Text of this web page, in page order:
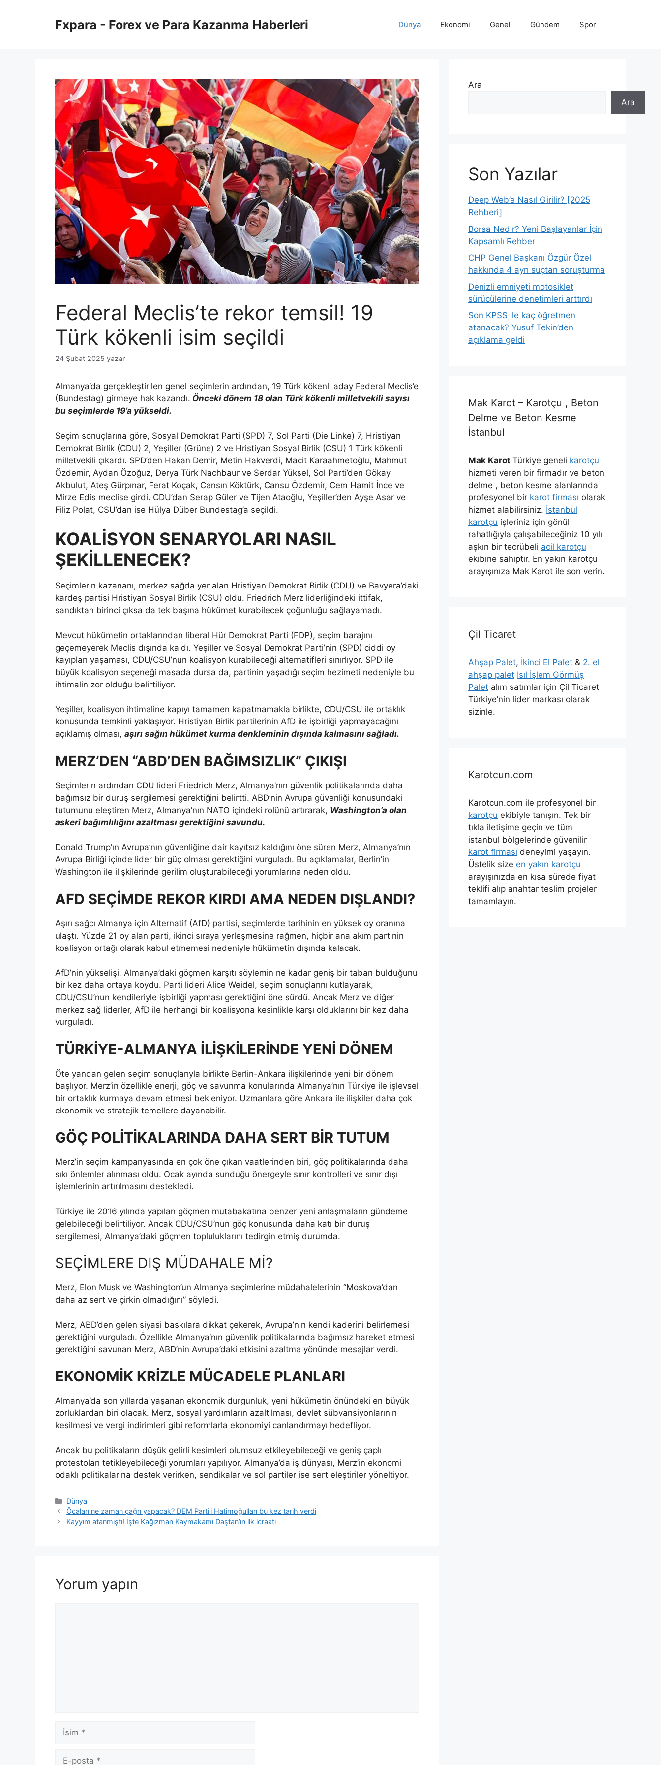
Fxpara - Forex ve Para Kazanma Haberleri Dünya Ekonomi Genel Gündem Spor
Federal Meclis’te rekor temsil! 19
Türk kökenli isim seçildi
24 Şubat 2025 yazar
Almanya’da gerçekleştirilen genel seçimlerin ardından, 19 Türk kökenli aday Federal Meclis’e
(Bundestag) girmeye hak kazandı. Önceki dönem 18 olan Türk kökenli milletvekili sayısı
bu seçimlerde 19’a yükseldi.
Seçim sonuçlarına göre, Sosyal Demokrat Parti (SPD) 7, Sol Parti (Die Linke) 7, Hristiyan
Demokrat Birlik (CDU) 2, Yeşiller (Grüne) 2 ve Hristiyan Sosyal Birlik (CSU) 1 Türk kökenli
milletvekili çıkardı. SPD’den Hakan Demir, Metin Hakverdi, Macit Karaahmetoğlu, Mahmut
Özdemir, Aydan Özoğuz, Derya Türk Nachbaur ve Serdar Yüksel, Sol Parti’den Gökay
Akbulut, Ateş Gürpınar, Ferat Koçak, Cansın Köktürk, Cansu Özdemir, Cem Hamit İnce ve
Mirze Edis meclise girdi. CDU’dan Serap Güler ve Tijen Ataoğlu, Yeşiller’den Ayşe Asar ve
Filiz Polat, CSU’dan ise Hülya Düber Bundestag’a seçildi.
KOALİSYON SENARYOLARI NASIL
ŞEKİLLENECEK?
Seçimlerin kazananı, merkez sağda yer alan Hristiyan Demokrat Birlik (CDU) ve Bavyera’daki
kardeş partisi Hristiyan Sosyal Birlik (CSU) oldu. Friedrich Merz liderliğindeki ittifak,
sandıktan birinci çıksa da tek başına hükümet kurabilecek çoğunluğu sağlayamadı.
Mevcut hükümetin ortaklarından liberal Hür Demokrat Parti (FDP), seçim barajını
geçemeyerek Meclis dışında kaldı. Yeşiller ve Sosyal Demokrat Parti’nin (SPD) ciddi oy
kayıpları yaşaması, CDU/CSU’nun koalisyon kurabileceği alternatifleri sınırlıyor. SPD ile
büyük koalisyon seçeneği masada dursa da, partinin yaşadığı seçim hezimeti nedeniyle bu
ihtimalin zor olduğu belirtiliyor.
Yeşiller, koalisyon ihtimaline kapıyı tamamen kapatmamakla birlikte, CDU/CSU ile ortaklık
konusunda temkinli yaklaşıyor. Hristiyan Birlik partilerinin AfD ile işbirliği yapmayacağını
açıklamış olması, aşırı sağın hükümet kurma denkleminin dışında kalmasını sağladı.
MERZ’DEN “ABD’DEN BAĞIMSIZLIK” ÇIKIŞI
Seçimlerin ardından CDU lideri Friedrich Merz, Almanya’nın güvenlik politikalarında daha
bağımsız bir duruş sergilemesi gerektiğini belirtti. ABD’nin Avrupa güvenliği konusundaki
tutumunu eleştiren Merz, Almanya’nın NATO içindeki rolünü artırarak, Washington’a olan
askeri bağımlılığını azaltması gerektiğini savundu.
Donald Trump’ın Avrupa’nın güvenliğine dair kayıtsız kaldığını öne süren Merz, Almanya’nın
Avrupa Birliği içinde lider bir güç olması gerektiğini vurguladı. Bu açıklamalar, Berlin’in
Washington ile ilişkilerinde gerilim oluşturabileceği yorumlarına neden oldu.
AFD SEÇİMDE REKOR KIRDI AMA NEDEN DIŞLANDI?
Aşırı sağcı Almanya için Alternatif (AfD) partisi, seçimlerde tarihinin en yüksek oy oranına
ulaştı. Yüzde 21 oy alan parti, ikinci sıraya yerleşmesine rağmen, hiçbir ana akım partinin
koalisyon ortağı olarak kabul etmemesi nedeniyle hükümetin dışında kalacak.
AfD’nin yükselişi, Almanya’daki göçmen karşıtı söylemin ne kadar geniş bir taban bulduğunu
bir kez daha ortaya koydu. Parti lideri Alice Weidel, seçim sonuçlarını kutlayarak,
CDU/CSU’nun kendileriyle işbirliği yapması gerektiğini öne sürdü. Ancak Merz ve diğer
merkez sağ liderler, AfD ile herhangi bir koalisyona kesinlikle karşı olduklarını bir kez daha
vurguladı.
TÜRKİYE-ALMANYA İLİŞKİLERİNDE YENİ DÖNEM
Öte yandan gelen seçim sonuçlarıyla birlikte Berlin-Ankara ilişkilerinde yeni bir dönem
başlıyor. Merz’in özellikle enerji, göç ve savunma konularında Almanya’nın Türkiye ile işlevsel
bir ortaklık kurmaya devam etmesi bekleniyor. Uzmanlara göre Ankara ile ilişkiler daha çok
ekonomik ve stratejik temellere dayanabilir.
GÖÇ POLİTİKALARINDA DAHA SERT BİR TUTUM
Merz’in seçim kampanyasında en çok öne çıkan vaatlerinden biri, göç politikalarında daha
sıkı önlemler alınması oldu. Ocak ayında sunduğu önergeyle sınır kontrolleri ve sınır dışı
işlemlerinin artırılmasını destekledi.
Türkiye ile 2016 yılında yapılan göçmen mutabakatına benzer yeni anlaşmaların gündeme
gelebileceği belirtiliyor. Ancak CDU/CSU’nun göç konusunda daha katı bir duruş
sergilemesi, Almanya’daki göçmen topluluklarını tedirgin etmiş durumda.
SEÇİMLERE DIŞ MÜDAHALE Mİ?
Merz, Elon Musk ve Washington’un Almanya seçimlerine müdahalelerinin “Moskova’dan
daha az sert ve çirkin olmadığını” söyledi.
Merz, ABD’den gelen siyasi baskılara dikkat çekerek, Avrupa’nın kendi kaderini belirlemesi
gerektiğini vurguladı. Özellikle Almanya’nın güvenlik politikalarında bağımsız hareket etmesi
gerektiğini savunan Merz, ABD’nin Avrupa’daki etkisini azaltma yönünde mesajlar verdi.
EKONOMİK KRİZLE MÜCADELE PLANLARI
Almanya’da son yıllarda yaşanan ekonomik durgunluk, yeni hükümetin önündeki en büyük
zorluklardan biri olacak. Merz, sosyal yardımların azaltılması, devlet sübvansiyonlarının
kesilmesi ve vergi indirimleri gibi reformlarla ekonomiyi canlandırmayı hedefliyor.
Ancak bu politikaların düşük gelirli kesimleri olumsuz etkileyebileceği ve geniş çaplı
protestoları tetikleyebileceği yorumları yapılıyor. Almanya’da iş dünyası, Merz’in ekonomi
odaklı politikalarına destek verirken, sendikalar ve sol partiler ise sert eleştiriler yöneltiyor.
Kategoriler
Dünya
Öcalan ne zaman çağrı yapacak? DEM Partili Hatimoğulları bu kez tarih verdi
Kayyım atanmıştı! İşte Kağızman Kaymakamı Daştan’ın ilk icraatı
Yorum yapın
İsim
Ara
Ara
Son Yazılar
Deep Web’e Nasıl Girilir? [2025
Rehberi]
Borsa Nedir? Yeni Başlayanlar İçin
Kapsamlı Rehber
CHP Genel Başkanı Özgür Özel
hakkında 4 ayrı suçtan soruşturma
Denizli emniyeti motosiklet
sürücülerine denetimleri arttırdı
Son KPSS ile kaç öğretmen
atanacak? Yusuf Tekin’den
açıklama geldi
Mak Karot – Karotçu , Beton
Delme ve Beton Kesme
İstanbul
Mak Karot Türkiye geneli karotçu
hizmeti veren bir firmadır ve beton
delme , beton kesme alanlarında
profesyonel bir karot firması olarak
hizmet alabilirsiniz. İstanbul
karotçu işleriniz için gönül
rahatlığıyla çalışabileceğiniz 10 yılı
aşkın bir tecrübeli acil karotçu
ekibine sahiptir. En yakın karotçu
arayışınıza Mak Karot ile son verin.
Çil Ticaret
Ahşap Palet, İkinci El Palet & 2. el
ahşap palet Isıl İşlem Görmüş
Palet alım satımlar için Çil Ticaret
Türkiye’nin lider markası olarak
sizinle.
Karotcun.com
Karotcun.com ile profesyonel bir
karotçu ekibiyle tanışın. Tek bir
tıkla iletişime geçin ve tüm
istanbul bölgelerinde güvenilir
karot firması deneyimi yaşayın.
Üstelik size en yakın karotçu
arayışınızda en kısa sürede fiyat
teklifi alıp anahtar teslim projeler
tamamlayın.